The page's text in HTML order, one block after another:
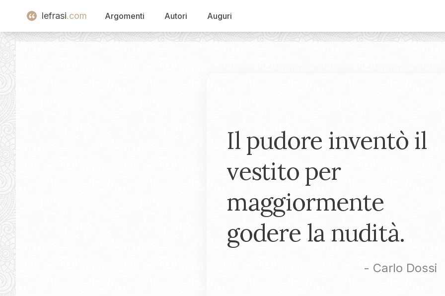
lefrasi.com Argomenti Autori Auguri
Il pudore inventò il
vestito per
maggiormente
godere la nudità.
- Carlo Dossi